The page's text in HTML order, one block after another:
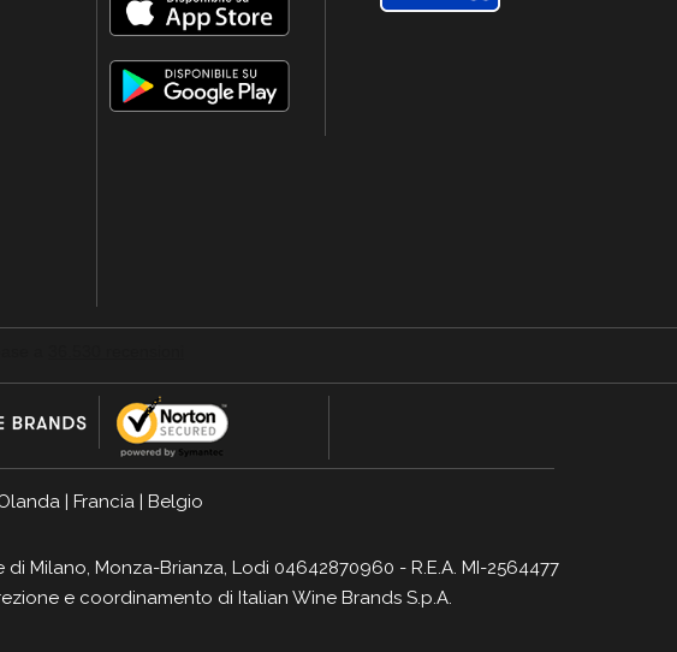
| Francia| Belgio
di Milano, Monza-Brianza, Lodi 04642870960 - R.E.A. MI-2564477
e coordinamento di Italian Wine Brands S.p.A.